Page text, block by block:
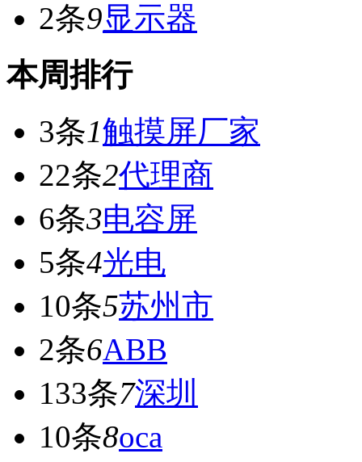
2条9显示器
本周排行
3条1触摸屏厂家
22条2代理商
6条3电容屏
5条4光电
10条5苏州市
2条6ABB
133条7深圳
10条8oca